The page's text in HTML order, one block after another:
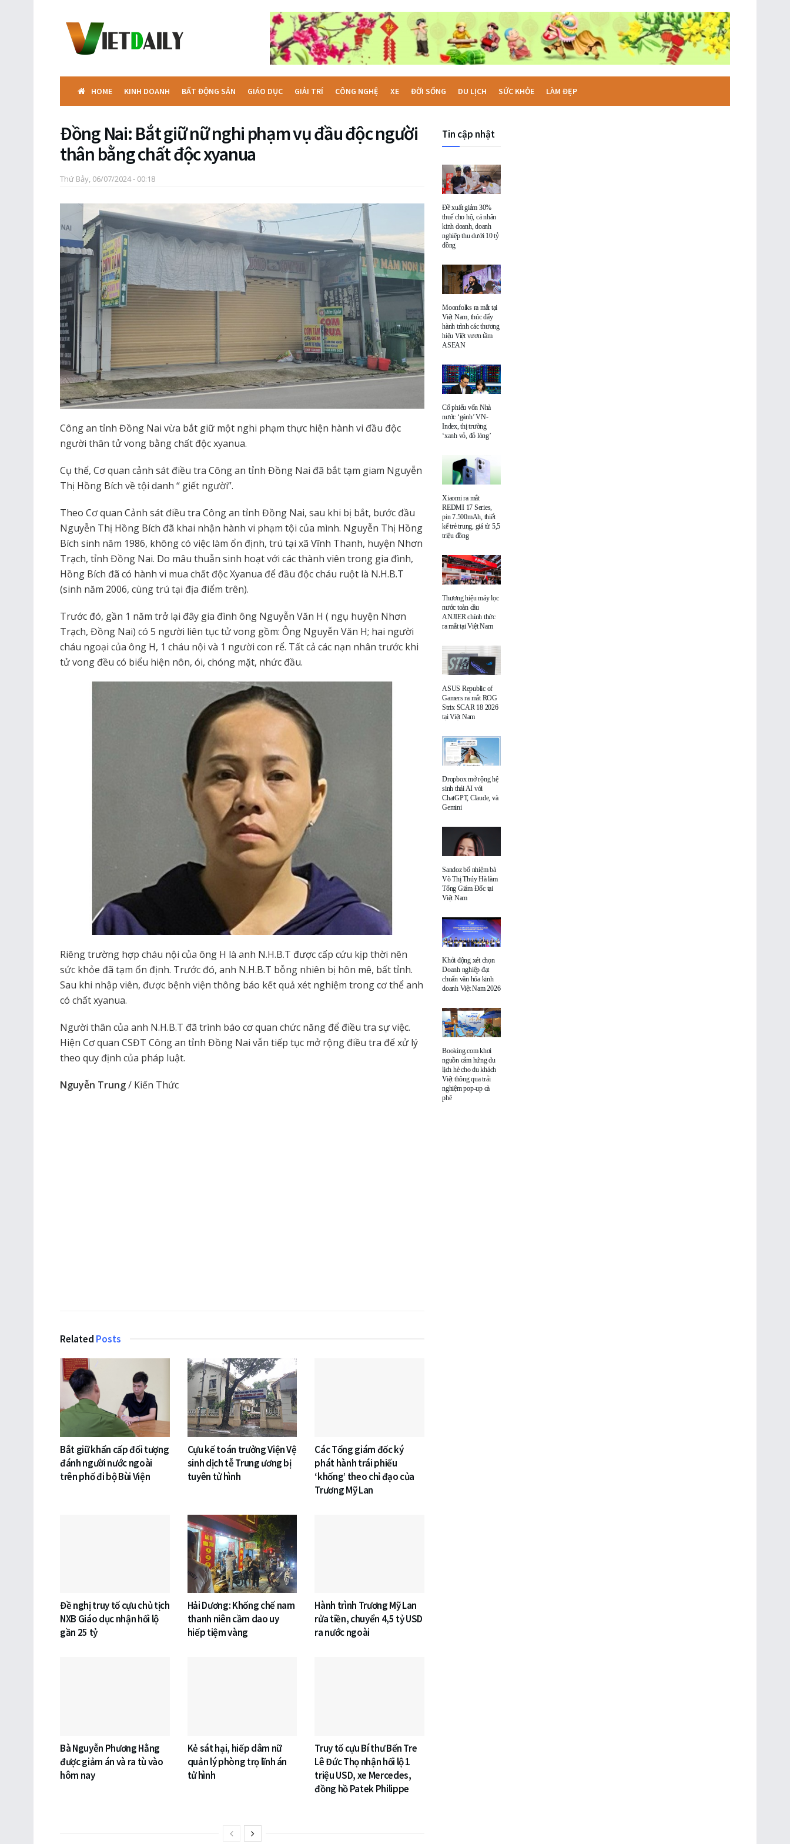
HOME KINH DOANH BẤT ĐỘNG SẢN GIÁO DỤC GIẢI TRÍ CÔNG NGHỆ XE ĐỜI SỐNG DU LỊCH SỨC KHỎE LÀM ĐẸP
Đồng Nai: Bắt giữ nữ nghi phạm vụ đầu độc người
thân bằng chất độc xyanua
Thứ Bảy, 06/07/2024 - 00:18
Công an tỉnh Đồng Nai vừa bắt giữ một nghi phạm thực hiện hành vi đầu độc
người thân tử vong bằng chất độc xyanua.
Cụ thể, Cơ quan cảnh sát điều tra Công an tỉnh Đồng Nai đã bắt tạm giam Nguyễn
Thị Hồng Bích về tội danh “ giết người”.
Theo Cơ quan Cảnh sát điều tra Công an tỉnh Đồng Nai, sau khi bị bắt, bước đầu
Nguyễn Thị Hồng Bích đã khai nhận hành vi phạm tội của mình. Nguyễn Thị Hồng
Bích sinh năm 1986, không có việc làm ổn định, trú tại xã Vĩnh Thanh, huyện Nhơn
Trạch, tỉnh Đồng Nai. Do mâu thuẫn sinh hoạt với các thành viên trong gia đình,
Hồng Bích đã có hành vi mua chất độc Xyanua để đầu độc cháu ruột là N.H.B.T
(sinh năm 2006, cùng trú tại địa điểm trên).
Trước đó, gần 1 năm trở lại đây gia đình ông Nguyễn Văn H ( ngụ huyện Nhơn
Trạch, Đồng Nai) có 5 người liên tục tử vong gồm: Ông Nguyễn Văn H; hai người
cháu ngoại của ông H, 1 cháu nội và 1 người con rể. Tất cả các nạn nhân trước khi
tử vong đều có biểu hiện nôn, ói, chóng mặt, nhức đầu.
Riêng trường hợp cháu nội của ông H là anh N.H.B.T được cấp cứu kịp thời nên
sức khỏe đã tạm ổn định. Trước đó, anh N.H.B.T bỗng nhiên bị hôn mê, bất tỉnh.
Sau khi nhập viên, được bệnh viện thông báo kết quả xét nghiệm trong cơ thể anh
có chất xyanua.
Người thân của anh N.H.B.T đã trình báo cơ quan chức năng để điều tra sự việc.
Hiện Cơ quan CSĐT Công an tỉnh Đồng Nai vẫn tiếp tục mở rộng điều tra để xử lý
theo quy định của pháp luật.
Nguyễn Trung/ Kiến Thức
Related Posts
Bắt giữ khẩn cấp đối tượng
đánh người nước ngoài
trên phố đi bộ Bùi Viện
Cựu kế toán trưởng Viện Vệ
sinh dịch tễ Trung ương bị
tuyên tử hình
Các Tổng giám đốc ký
phát hành trái phiếu
‘khống’ theo chỉ đạo của
Trương Mỹ Lan
Đề nghị truy tố cựu chủ tịch
NXB Giáo dục nhận hối lộ
gần 25 tỷ
Hải Dương: Khống chế nam
thanh niên cầm dao uy
hiếp tiệm vàng
Hành trình Trương Mỹ Lan
rửa tiền, chuyển 4,5 tỷ USD
ra nước ngoài
Bà Nguyễn Phương Hằng
được giảm án và ra tù vào
hôm nay
Kẻ sát hại, hiếp dâm nữ
quản lý phòng trọ lĩnh án
tử hình
Truy tố cựu Bí thư Bến Tre
Lê Đức Thọ nhận hối lộ 1
triệu USD, xe Mercedes,
đồng hồ Patek Philippe
Tin cập nhật
Đề xuất giảm 30%
thuế cho hộ, cá nhân
kinh doanh, doanh
nghiệp thu dưới 10 tỷ
đồng
Moonfolks ra mắt tại
Việt Nam, thúc đẩy
hành trình các thương
hiệu Việt vươn tầm
ASEAN
Cổ phiếu vốn Nhà
nước ‘gánh’ VN-
Index, thị trường
‘xanh vỏ, đỏ lòng’
Xiaomi ra mắt
REDMI 17 Series,
pin 7.500mAh, thiết
kế trẻ trung, giá từ 5,5
triệu đồng
Thương hiệu máy lọc
nước toàn cầu
ANJIER chính thức
ra mắt tại Việt Nam
ASUS Republic of
Gamers ra mắt ROG
Strix SCAR 18 2026
tại Việt Nam
Dropbox mở rộng hệ
sinh thái AI với
ChatGPT, Claude, và
Gemini
Sandoz bổ nhiệm bà
Võ Thị Thúy Hà làm
Tổng Giám Đốc tại
Việt Nam
Khởi động xét chọn
Doanh nghiệp đạt
chuẩn văn hóa kinh
doanh Việt Nam 2026
Booking.com khơi
nguồn cảm hứng du
lịch hè cho du khách
Việt thông qua trải
nghiệm pop-up cà
phê